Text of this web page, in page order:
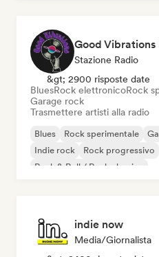
Good Vibrations
Stazione Radio
&gt; 2900 risposte date
BluesRock elettronicoRock
Garage rock
Trasmettere artisti alla radio
Blues Rock sperimentale
Indie rock
Rock progressivo
Rock & Roll / Rock classico
indie now
Media/Giornalista